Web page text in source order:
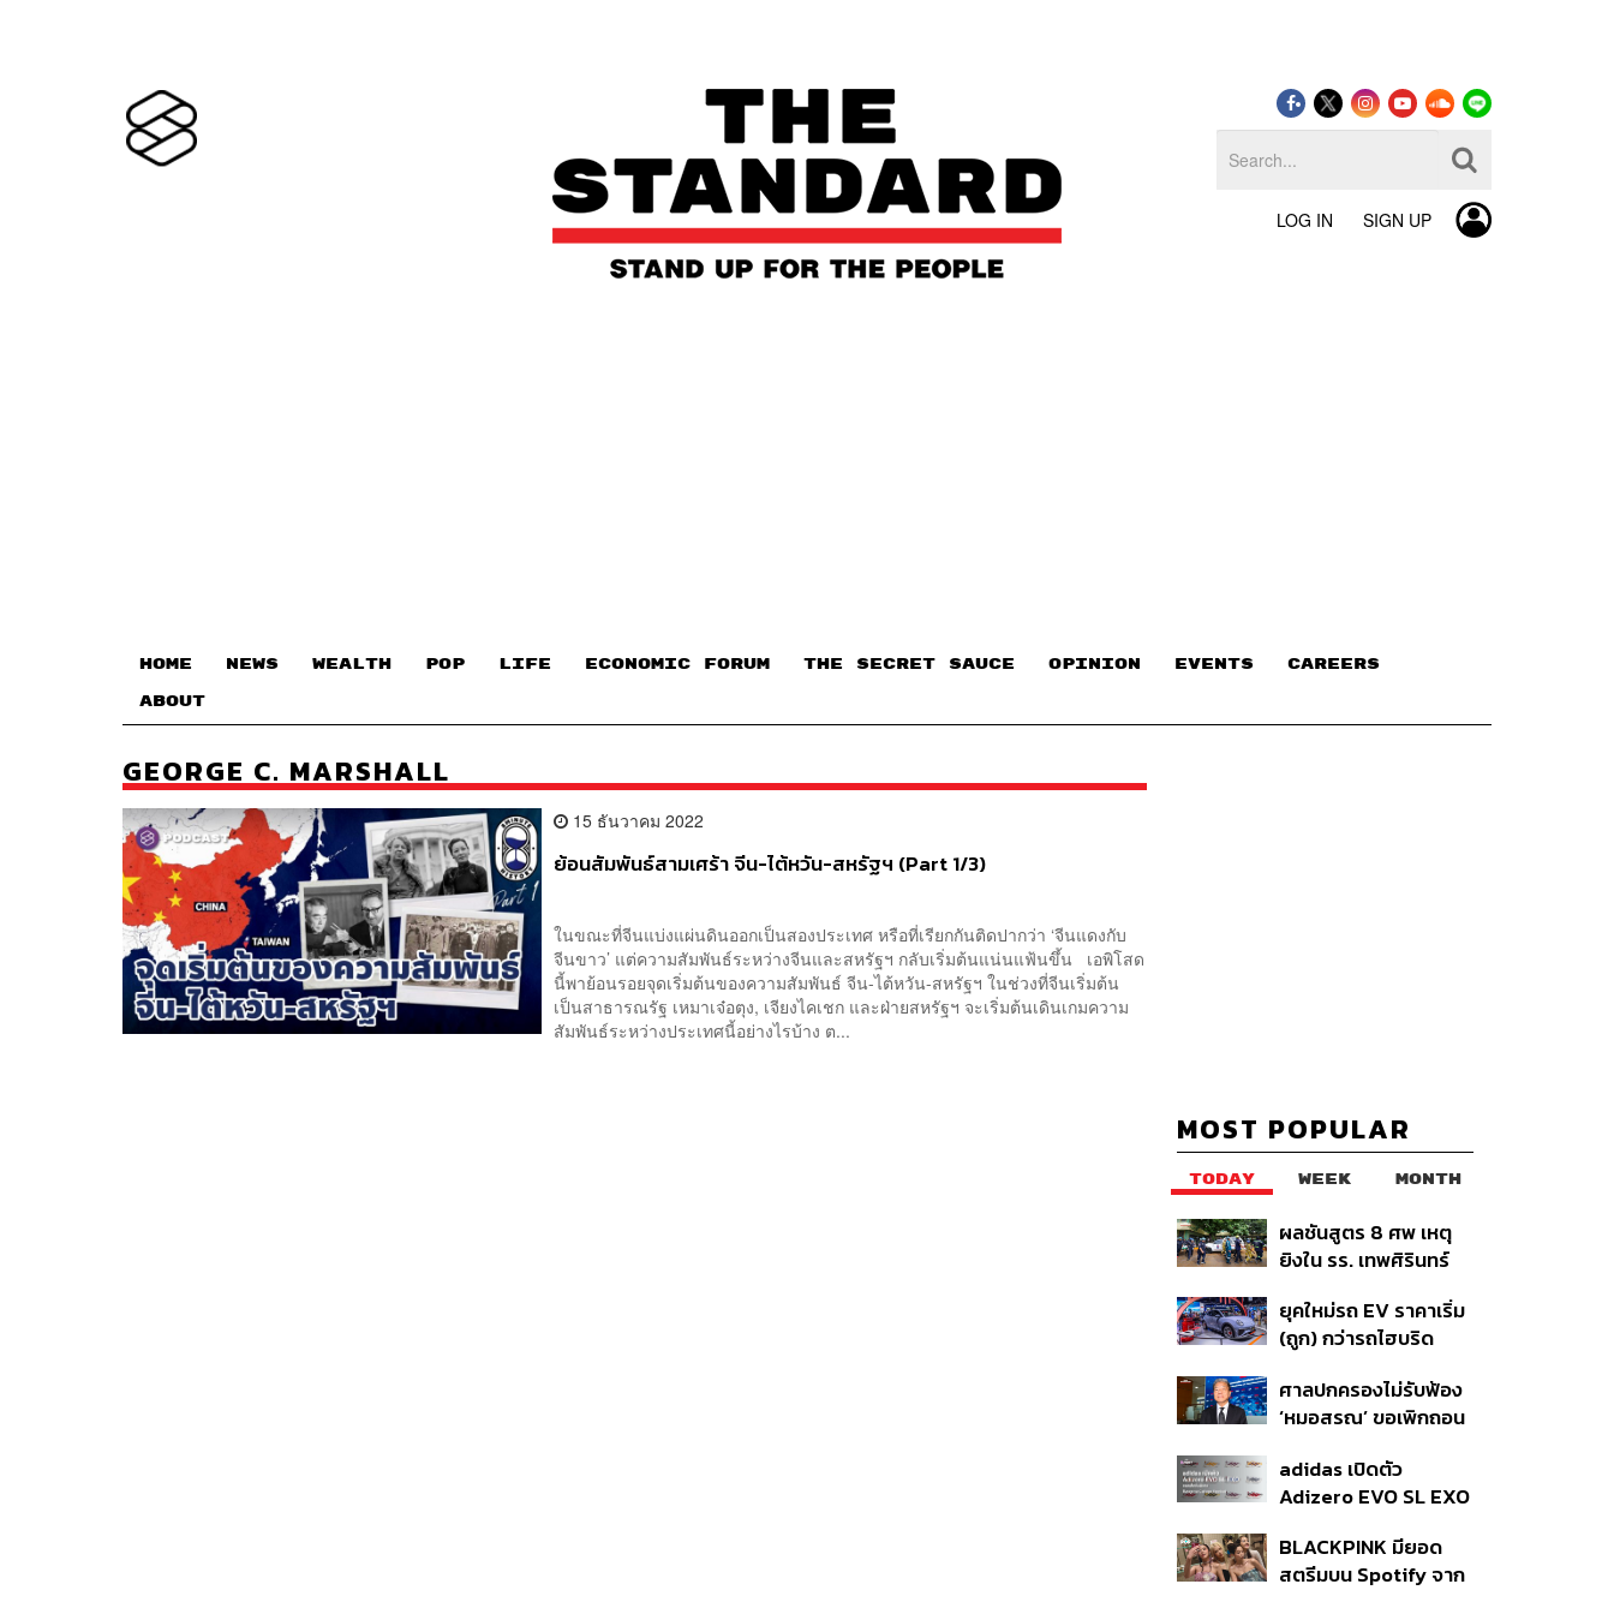
LOG IN SIGN UP
HOME NEWS WEALTH POP LIFE ECONOMIC FORUM THE SECRET SAUCE​ OPINION EVENTS CAREERS
ABOUT
GEORGE C. MARSHALL
15 ธันวาคม 2022
ย้อนสัมพันธ์สามเศร้า จีน-ไต้หวัน-สหรัฐฯ (Part 1/3)
ในขณะที่จีนแบ่งแผ่นดินออกเป็นสองประเทศ หรือที่เรียกกันติดปากว่า ‘จีนแดงกับ
จีนขาว’ แต่ความสัมพันธ์ระหว่างจีนและสหรัฐฯ กลับเริ่มต้นแน่นแฟ้นขึ้น เอพิโสด
นี้พาย้อนรอยจุดเริ่มต้นของความสัมพันธ์ จีน-ไต้หวัน-สหรัฐฯ ในช่วงที่จีนเริ่มต้น
เป็นสาธารณรัฐ เหมาเจ๋อตุง, เจียงไคเชก และฝ่ายสหรัฐฯ จะเริ่มต้นเดินเกมความ
สัมพันธ์ระหว่างประเทศนี้อย่างไรบ้าง ต...
MOST POPULAR
TODAY WEEK MONTH
ผลชันสูตร 8 ศพ เหตุ
ยิงใน รร. เทพศิรินทร์
จุดสำคัญ ‘ศีรษะ-
หน้าอก’ ครูถูกยิง 4 นัด
ยุคใหม่รถ EV ราคาเริ่ม
(ถูก) กว่ารถไฮบริด
ลง - จีนแห่บุกตลาดเกิด
ใหม่
ศาลปกครองไม่รับฟ้อง
‘หมอสรณ’ ขอเพิกถอน
ไม่ใช่ผู้เดือดร้อนเสีย
หาย
adidas เปิดตัว
Adizero EVO SL EXO
ฤดูกาล College
Football
BLACKPINK มียอด
สตรีมบน Spotify จาก